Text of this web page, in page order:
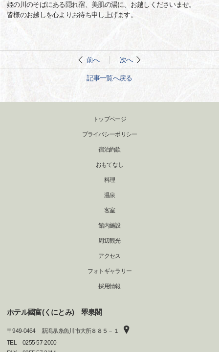
姫の川のそばにある隠れ宿、美肌の湯に、お越しくださいませ。
皆様のお越しを心よりお待ち申し上げます。
前へ 次へ
記事一覧へ戻る
トップページ
プライバシーポリシー
宿泊約款
おもてなし
料理
温泉
客室
館内施設
周辺観光
アクセス
フォトギャラリー
採用情報
ホテル國富(くにとみ) 翠泉閣
〒949-0464
新潟県糸魚川市大所８８５－１
TEL
0255-57-2000